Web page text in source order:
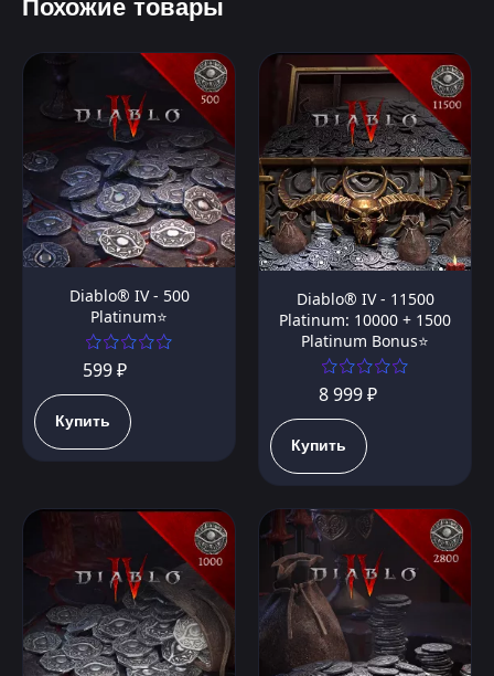
Похожие товары
Diablo® IV - 500
Platinum⭐️
599 ₽
Купить
Diablo® IV - 11500
Platinum: 10000 + 1500
Platinum Bonus⭐️
8 999 ₽
Купить